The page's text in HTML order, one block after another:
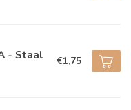
- Staal €1,75